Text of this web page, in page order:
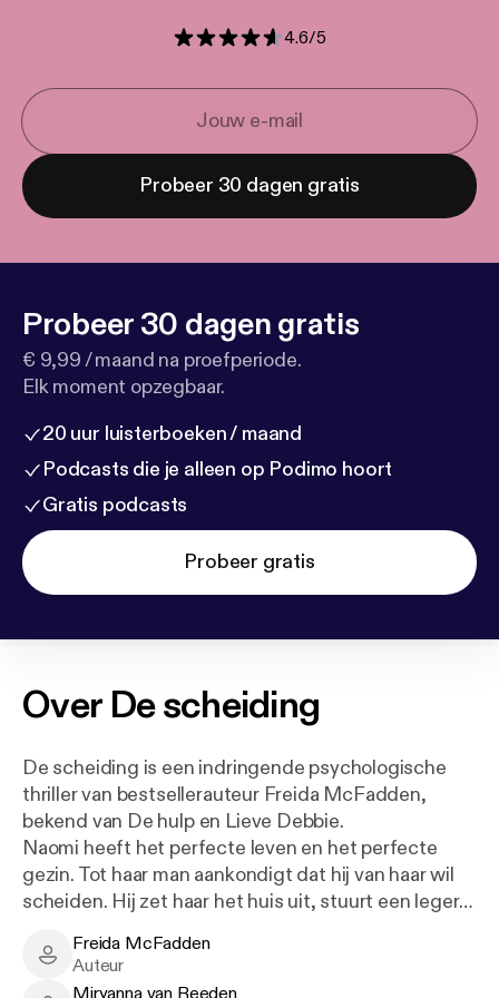
4.6/5
Probeer 30 dagen gratis
Probeer 30 dagen gratis
€ 9,99 / maand na proefperiode.
Elk moment opzegbaar.
20 uur luisterboeken / maand
Podcasts die je alleen op Podimo hoort
Gratis podcasts
Probeer gratis
Over De scheiding
De scheiding is een indringende psychologische
thriller van bestsellerauteur Freida McFadden,
bekend van De hulp en Lieve Debbie.
Naomi heeft het perfecte leven en het perfecte
gezin. Tot haar man aankondigt dat hij van haar wil
scheiden. Hij zet haar het huis uit, stuurt een leger
en begint tot overmaat van ramp een relatie met een
jongere vrouw.
Freida McFadden - Author
Freida McFadden
Auteur
Miryanna van Reeden